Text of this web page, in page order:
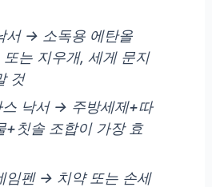
서 → 소독용 에탄올
는 지우개, 세게 문지
것
스 낙서 → 주방세제+따
+칫솔 조합이 가장 효
임펜 → 치약 또는 손세